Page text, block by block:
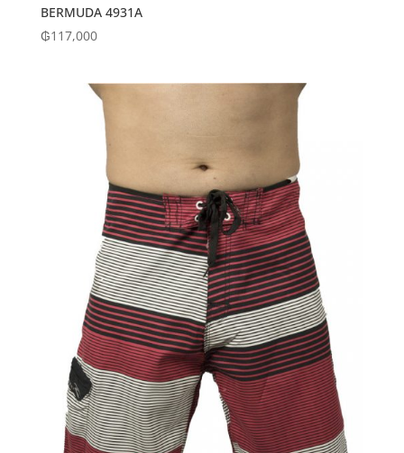
BERMUDA 4931A
₲117,000